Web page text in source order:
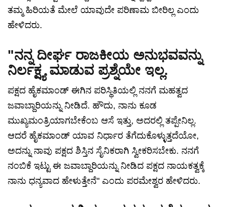
ತಮ್ಮ ಹಿರಿಯತೆ ಮೇಲೆ ಯಾವುದೇ ಪರಿಣಾಮ ಬೀರಿಲ್ಲ ಎಂದು
ಹೇಳಿದರು.
"ನನ್ನ ದೀರ್ಘ ರಾಜಕೀಯ ಅನುಭವವನ್ನು
ನಿರ್ಲಕ್ಷ್ಯ ಮಾಡುವ ಪ್ರಶ್ನೆಯೇ ಇಲ್ಲ.
ಪಕ್ಷದ ಹೈಕಮಾಂಡ್ ಈಗಿನ ಪರಿಸ್ಥಿತಿಯಲ್ಲಿ ನನಗೆ ಮಹತ್ವದ
ಜವಾಬ್ದಾರಿಯನ್ನು ನೀಡಿದೆ. ಹೌದು, ನಾನು ಕೂಡ
ಮುಖ್ಯಮಂತ್ರಿಯಾಗಬೇಕೆಂಬ ಆಸೆ ಇತ್ತು, ಅದರಲ್ಲಿ ತಪ್ಪೇನಿಲ್ಲ.
ಆದರೆ ಹೈಕಮಾಂಡ್ ಯಾವ ನಿರ್ಧಾರ ತೆಗೆದುಕೊಳ್ಳುತ್ತದೆಯೋ,
ಅದನ್ನು ನಾವು ಪಕ್ಷದ ಶಿಸ್ತಿನ ಸೈನಿಕರಾಗಿ ಸ್ವೀಕರಿಸಬೇಕು. ನನಗೆ
ನಂಬಿಕೆ ಇಟ್ಟು ಈ ಜವಾಬ್ದಾರಿಯನ್ನು ನೀಡಿದ ಪಕ್ಷದ ನಾಯಕತ್ವಕ್ಕೆ
ನಾನು ಧನ್ಯವಾದ ಹೇಳುತ್ತೇನೆ" ಎಂದು ಪರಮೇಶ್ವರ ಹೇಳಿದರು.